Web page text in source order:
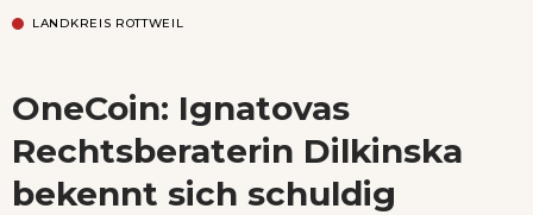
LANDKREIS ROTTWEIL
OneCoin: Ignatovas
Rechtsberaterin Dilkinska
bekennt sich schuldig